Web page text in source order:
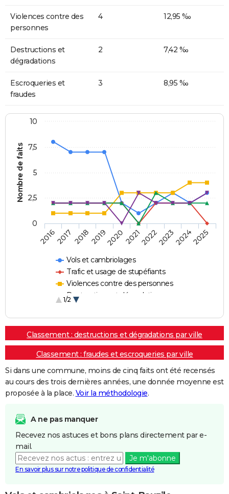
Violences contre des
personnes
4 12,95 ‰
Destructions et
dégradations
2 7,42 ‰
Escroqueries et
fraudes
3 8,95 ‰
Nombre de faits
Vols et cambriolages
Trafic et usage de stupéfiants
Violences contre des personnes
Destructions et dégradations
1/2
20162017 20182019202020212022202320242025
0
2,5
5
7,5
10
Classement : destructions et dégradations par ville
Classement : fraudes et escroqueries par ville
Si dans une commune, moins de cinq faits ont été recensés
au cours des trois dernières années, une donnée moyenne est
proposée à la place. Voir la méthodologie.
A ne pas manquer
Recevez nos astuces et bons plans directement par e-
mail.
Je m'abonne
En savoir plus sur notre politique de confidentialité